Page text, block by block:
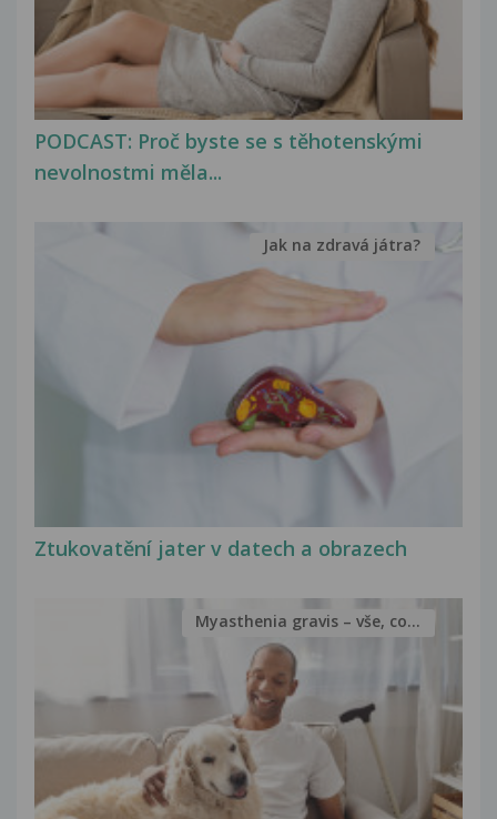
PODCAST: Proč byste se s těhotenskými
nevolnostmi měla...
Ztukovatění jater v datech a obrazech
Jak na zdravá játra?
Myasthenia gravis – vše, co...